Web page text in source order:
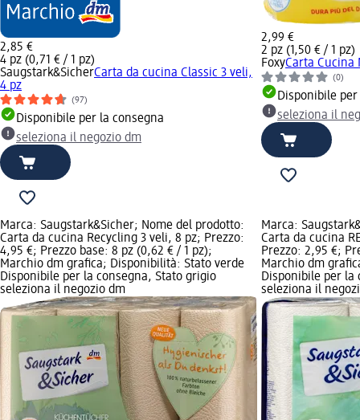
2,85 €
4 pz (0,71 € / 1 pz)
Saugstark&SicherCarta da cucina Classic 3 veli,
4 pz
(97)
Disponibile per la consegna
seleziona il negozio dm
2,99 €
2 pz (1,50 € / 1 pz)
FoxyCarta Cucina
(0)
Disponibile
seleziona il
Marca: Saugstark&Sicher; Nome del prodotto:
Carta da cucina Recycling 3 veli, 8 pz; Prezzo:
4,95 €; Prezzo base: 8 pz (0,62 € / 1 pz);
Marchio dm grafica; Disponibilità: Stato verde
Disponibile per la consegna, Stato grigio
seleziona il negozio dm
Marca:
Carta da cucina
Prezzo: 2,95 €;
Marchio dm
Disponibile per la
seleziona il